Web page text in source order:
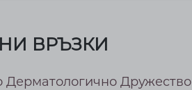
ВРЪЗКИ
Дерматологично Дружество